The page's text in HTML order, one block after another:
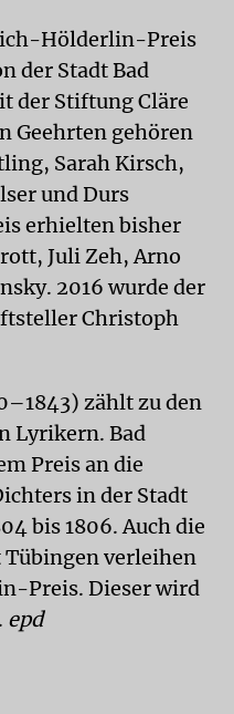
Hölderlin-Preis
der Stadt Bad
der Stiftung Cläre
Geehrten gehören
Sarah Kirsch,
und Durs
erhielten bisher
Juli Zeh, Arno
2016 wurde der
Christoph
zählt zu den
Lyrikern. Bad
Preis an die
in der Stadt
bis 1806. Auch die
verleihen
Preis. Dieser wird
epd